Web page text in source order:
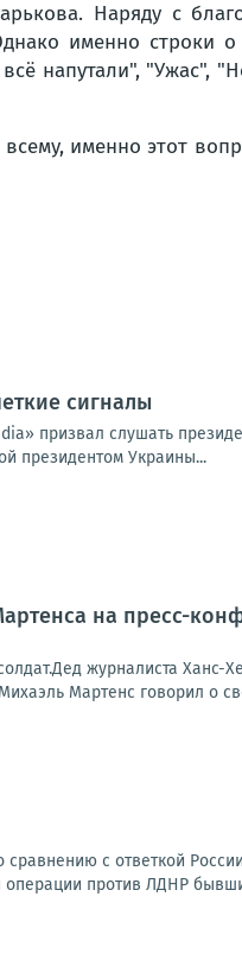
Наряду с
именно строки
напутали", "Ужас",
именно этот
сигналы
призвал слушать
президентом Украины...
на пресс-
журналиста
Мартенс говорил о
с ответкой
операции против ЛДНР